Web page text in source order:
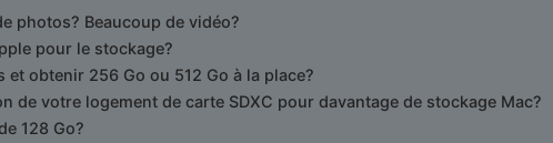
photos? Beaucoup de vidéo?
pour le stockage?
et obtenir 256 Go ou 512 Go à la place?
de votre logement de carte SDXC pour davantage de stockage Mac?
128 Go?